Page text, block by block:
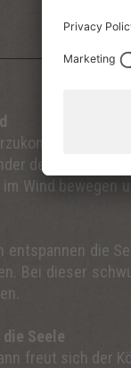
und
der Natur. Der
Wind
entspannen die
Bei dieser
Seele
freut sich der